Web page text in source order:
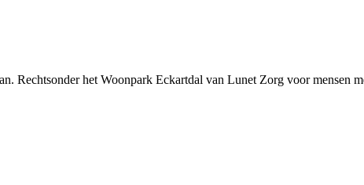
Rechtsonder het Woonpark Eckartdal van Lunet Zorg voor mensen